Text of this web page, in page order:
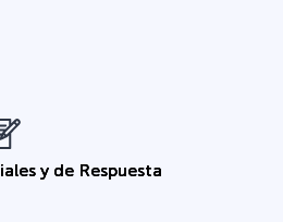
y de Respuesta